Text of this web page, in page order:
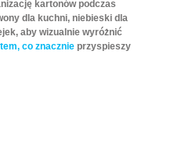
kartonów podczas
dla kuchni, niebieski dla
aby wizualnie wyróżnić
co znacznie przyspieszy